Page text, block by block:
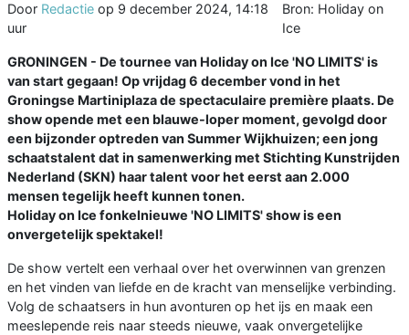
Door Redactie op 9 december 2024, 14:18
uur
Bron: Holiday on
Ice
GRONINGEN - De tournee van Holiday on Ice 'NO LIMITS' is
van start gegaan! Op vrijdag 6 december vond in het
Groningse Martiniplaza de spectaculaire première plaats. De
show opende met een blauwe-loper moment, gevolgd door
een bijzonder optreden van Summer Wijkhuizen; een jong
schaatstalent dat in samenwerking met Stichting Kunstrijden
Nederland (SKN) haar talent voor het eerst aan 2.000
mensen tegelijk heeft kunnen tonen.
Holiday on Ice fonkelnieuwe 'NO LIMITS' show is een
onvergetelijk spektakel!
De show vertelt een verhaal over het overwinnen van grenzen
en het vinden van liefde en de kracht van menselijke verbinding.
Volg de schaatsers in hun avonturen op het ijs en maak een
meeslepende reis naar steeds nieuwe, vaak onvergetelijke